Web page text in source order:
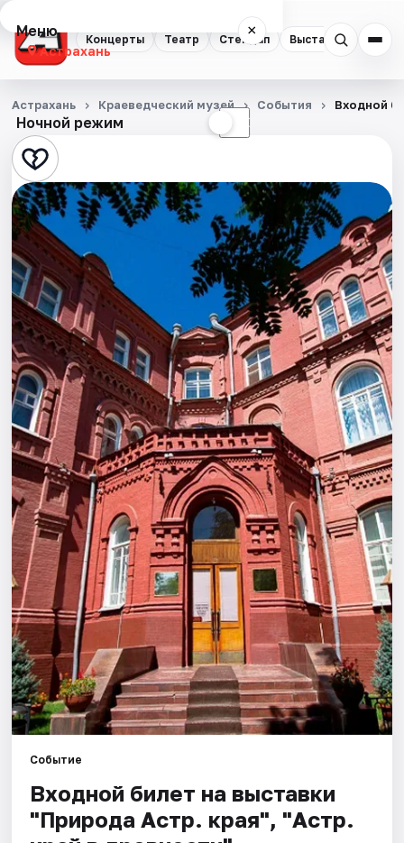
Концерты Театр Стендап Выставки
Меню ×
Астрахань
Концерты
Театр
Стендап
Выставки
Квесты
Экскурсии
Спорт
События
Города
Площадки
Артисты
Рейтинги
Ночной режим ☾
Астрахань Краеведческий музей События Входной
Событие
Входной билет на выставки
"Природа Астр. края", "Астр.